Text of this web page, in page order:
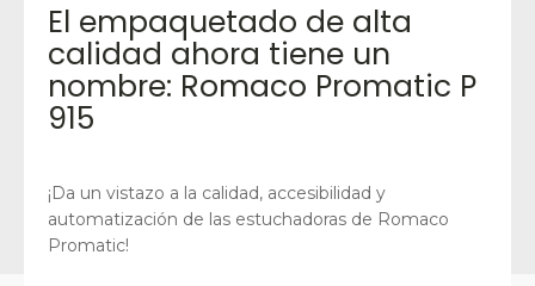
El empaquetado de alta
calidad ahora tiene un
nombre: Romaco Promatic P
915
¡Da un vistazo a la calidad, accesibilidad y
automatización de las estuchadoras de Romaco
Promatic!